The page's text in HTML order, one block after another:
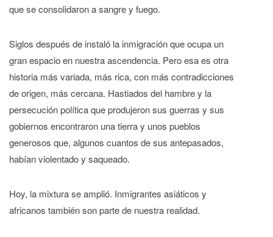
que se consolidaron a sangre y fuego.
Siglos después de instaló la inmigración que ocupa un
gran espacio en nuestra ascendencia. Pero esa es otra
historia más variada, más rica, con más contradicciones
de origen, más cercana. Hastiados del hambre y la
persecución política que produjeron sus guerras y sus
gobiernos encontraron una tierra y unos pueblos
generosos que, algunos cuantos de sus antepasados,
habían violentado y saqueado.
Hoy, la mixtura se amplió. Inmigrantes asiáticos y
africanos también son parte de nuestra realidad.